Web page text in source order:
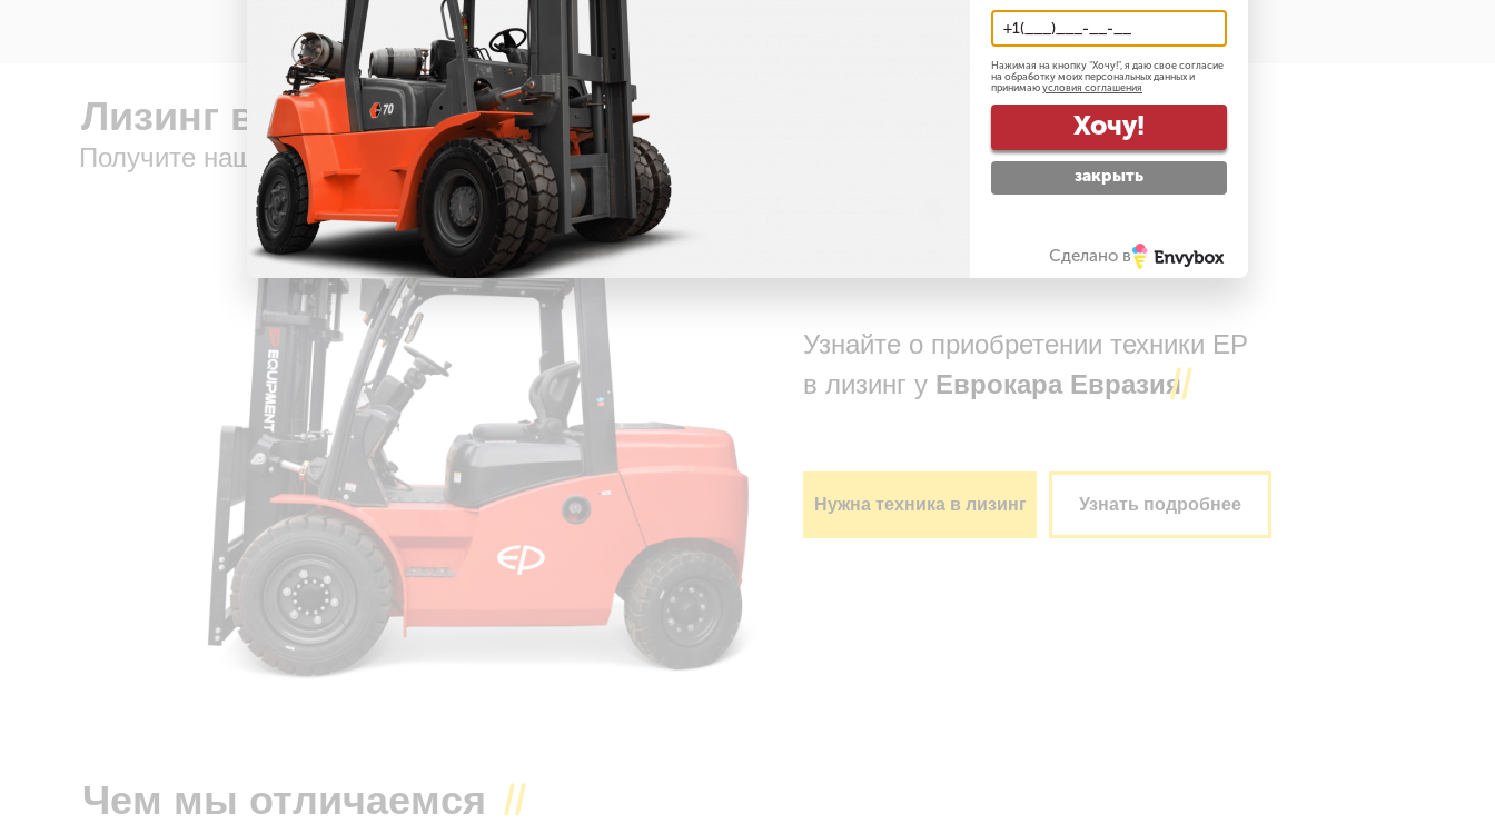
Подобрать дополнительное оборудование
Лизинг вилочной техники
Получите наше предложение
Узнайте о приобретении техники EP
в лизинг у Еврокара Евразия
Нужна техника в лизинг Узнать подробнее
Чем мы отличаемся
Нажимая на кнопку "Хочу!", я даю свое согласие
на обработку моих персональных данных и
принимаю условия соглашения
Хочу!
закрыть
Сделано в